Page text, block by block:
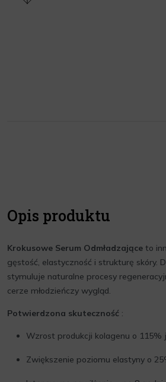
Opis produktu
Krokusowe Serum Odmładzające to
gęstość, elastyczność i strukturę skóry.
stymuluje naturalne procesy
cerze młodzieńczy wygląd.
Potwierdzona skuteczność :
Wzrost produkcji kolagenu o
Zwiększenie poziomu elastyny o